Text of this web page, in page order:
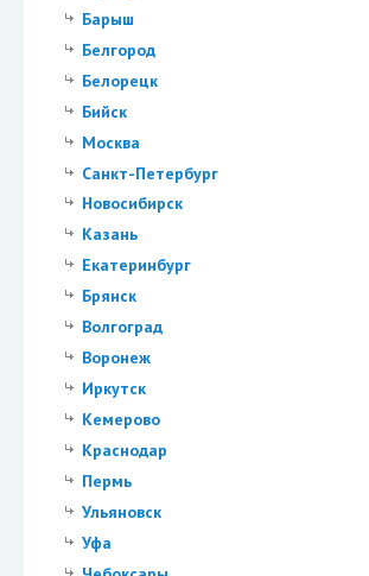
Барыш
Белгород
Белорецк
Бийск
Москва
Санкт-Петербург
Новосибирск
Казань
Екатеринбург
Брянск
Волгоград
Воронеж
Иркутск
Кемерово
Краснодар
Пермь
Ульяновск
Уфа